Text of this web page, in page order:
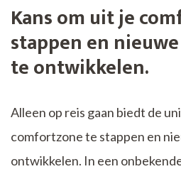
Kans om uit je
stappen en
te ontwikkelen.
Alleen op reis gaan biedt de
comfortzone te stappen en
ontwikkelen. In een